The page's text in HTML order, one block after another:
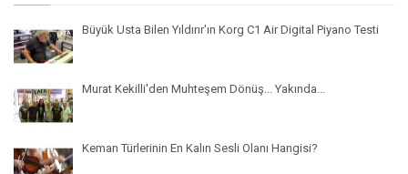
Büyük Usta Bilen Yıldırır'ın Korg C1 Air Digital Piyano Testi
Murat Kekilli'den Muhteşem Dönüş... Yakında...
Keman Türlerinin En Kalın Sesli Olanı Hangisi?